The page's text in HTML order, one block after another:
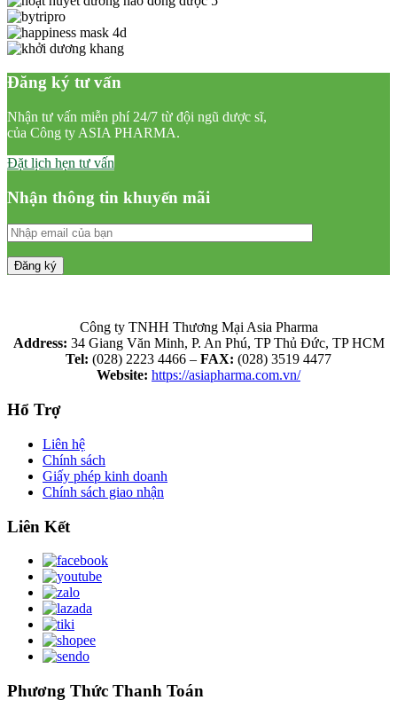
Đăng ký tư vấn
Nhận tư vấn miễn phí 24/7 từ đội ngũ dược sĩ,
của Công ty ASIA PHARMA.
Đặt lịch hẹn tư vấn
Nhận thông tin khuyến mãi
Công ty TNHH Thương Mại Asia Pharma
Address: 34 Giang Văn Minh, P. An Phú, TP Thủ Đức, TP HCM
Tel: (028) 2223 4466 – FAX: (028) 3519 4477
Website: https://asiapharma.com.vn/
Hổ Trợ
Liên hệ
Chính sách
Giấy phép kinh doanh
Chính sách giao nhận
Liên Kết
Phương Thức Thanh Toán